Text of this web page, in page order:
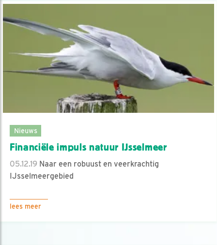
Nieuws
Financiële impuls natuur IJsselmeer
05.12.19 Naar een robuust en veerkrachtig
IJsselmeergebied
lees meer